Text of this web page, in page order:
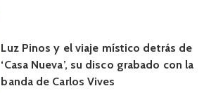
Luz Pinos y el viaje místico detrás de
‘Casa Nueva’, su disco grabado con la
banda de Carlos Vives